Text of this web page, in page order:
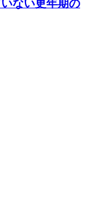
ない更年期の